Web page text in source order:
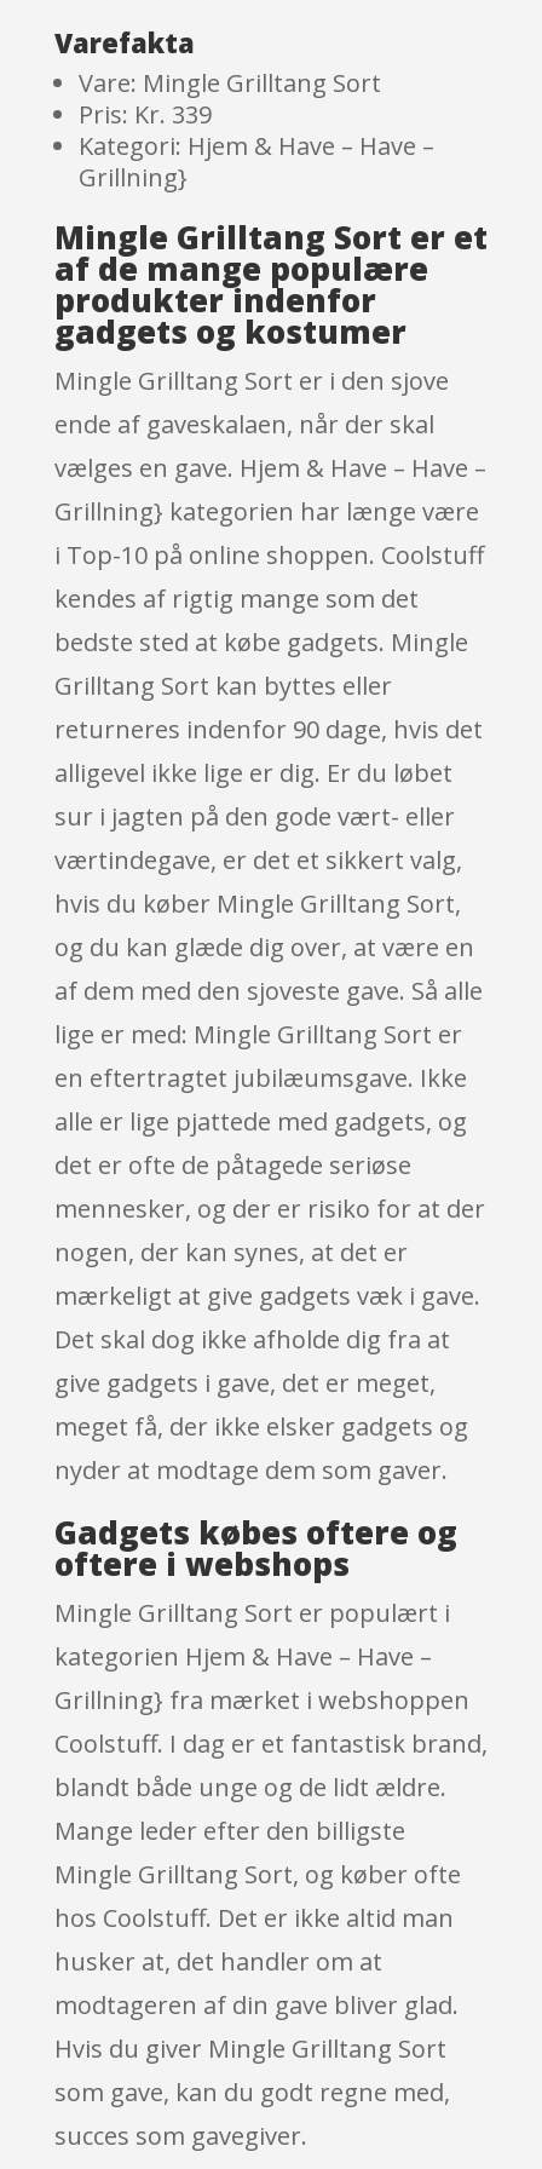
Varefakta
Vare: Mingle Grilltang Sort
Pris: Kr. 339
Kategori: Hjem & Have – Have –
Grillning}
Mingle Grilltang Sort er et
af de mange populære
produkter indenfor
gadgets og kostumer
Mingle Grilltang Sort er i den sjove
ende af gaveskalaen, når der skal
vælges en gave. Hjem & Have – Have –
Grillning} kategorien har længe være
i Top-10 på online shoppen. Coolstuff
kendes af rigtig mange som det
bedste sted at købe gadgets. Mingle
Grilltang Sort kan byttes eller
returneres indenfor 90 dage, hvis det
alligevel ikke lige er dig. Er du løbet
sur i jagten på den gode vært- eller
værtindegave, er det et sikkert valg,
hvis du køber Mingle Grilltang Sort,
og du kan glæde dig over, at være en
af dem med den sjoveste gave. Så alle
lige er med: Mingle Grilltang Sort er
en eftertragtet jubilæumsgave. Ikke
alle er lige pjattede med gadgets, og
det er ofte de påtagede seriøse
mennesker, og der er risiko for at der
nogen, der kan synes, at det er
mærkeligt at give gadgets væk i gave.
Det skal dog ikke afholde dig fra at
give gadgets i gave, det er meget,
meget få, der ikke elsker gadgets og
nyder at modtage dem som gaver.
Gadgets købes oftere og
oftere i webshops
Mingle Grilltang Sort er populært i
kategorien Hjem & Have – Have –
Grillning} fra mærket i webshoppen
Coolstuff. I dag er et fantastisk brand,
blandt både unge og de lidt ældre.
Mange leder efter den billigste
Mingle Grilltang Sort, og køber ofte
hos Coolstuff. Det er ikke altid man
husker at, det handler om at
modtageren af din gave bliver glad.
Hvis du giver Mingle Grilltang Sort
som gave, kan du godt regne med,
succes som gavegiver.